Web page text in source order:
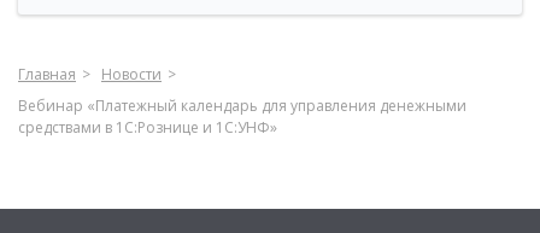
Главная
Новости
Вебинар «Платежный календарь для управления денежными
средствами в 1С:Рознице и 1С:УНФ»